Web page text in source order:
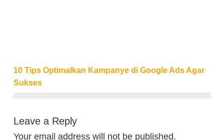
10 Tips Optimalkan Kampanye di Google Ads Agar
Sukses
Leave a Reply
Your email address will not be published.